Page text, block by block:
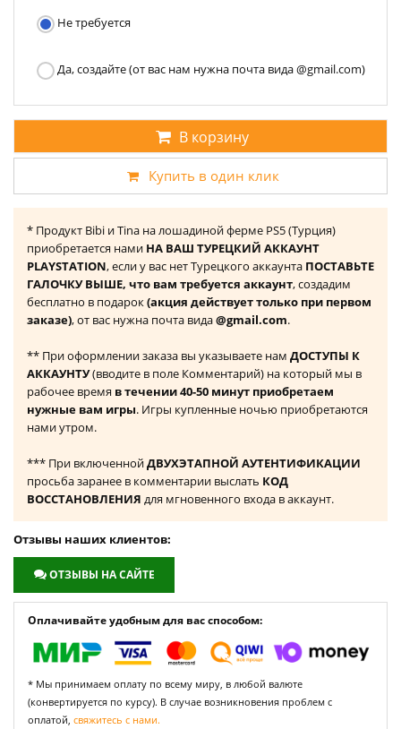
Не требуется
Да, создайте (от вас нам нужна почта вида @gmail.com)
В корзину
Купить в один клик
* Продукт Bibi и Tina на лошадиной ферме PS5 (Турция)
приобретается нами НА ВАШ ТУРЕЦКИЙ АККАУНТ
PLAYSTATION, если у вас нет Турецкого аккаунта ПОСТАВЬТЕ
ГАЛОЧКУ ВЫШЕ, что вам требуется аккаунт, создадим
бесплатно в подарок(акция действует только при первом
заказе), от вас нужна почта вида@gmail.com.
** При оформлении заказа вы указываете нам ДОСТУПЫ К
АККАУНТУ(вводите в поле Комментарий) на который мы в
рабочее время в течении 40-50 минут приобретаем
нужные вам игры. Игры купленные ночью приобретаются
нами утром.
*** При включеннойДВУХЭТАПНОЙ АУТЕНТИФИКАЦИИ
просьба заранее в комментарии выслать КОД
ВОССТАНОВЛЕНИЯ для мгновенного входа в аккаунт.
Отзывы наших клиентов:
ОТЗЫВЫ НА САЙТЕ
Оплачивайте удобным для вас способом:
* Мы принимаем оплату по всему миру, в любой валюте
(конвертируется по курсу). В случае возникновения проблем с
оплатой, свяжитесь с нами.